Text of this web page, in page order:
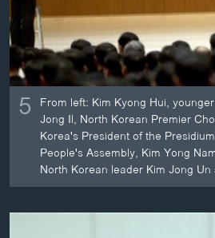
ສຽງ
ລາຍການກະຈາຍສຽງ
ລາຍງານ
ຕິດຕາມພວກເຮົາ ທີ່
ພາສາຕ່າງໆ
5 From left: Kim Kyong Hui,
Jong Il, North Korean Premier
Korea's President of the
People's Assembly, Kim Yong
North Korean leader Kim Jong Un